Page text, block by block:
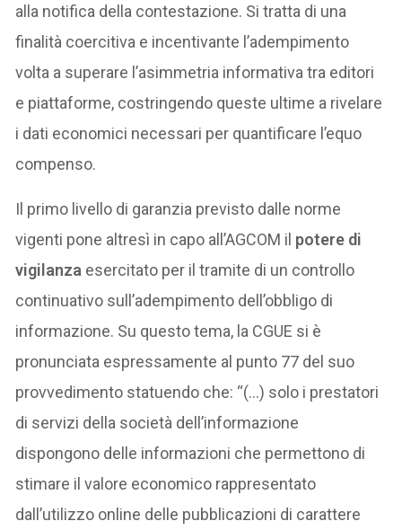
alla notifica della contestazione. Si tratta di una
finalità coercitiva e incentivante l’adempimento
volta a superare l’asimmetria informativa tra editori
e piattaforme, costringendo queste ultime a rivelare
i dati economici necessari per quantificare l’equo
compenso.
Il primo livello di garanzia previsto dalle norme
vigenti pone altresì in capo all’AGCOM il potere di
vigilanza esercitato per il tramite di un controllo
continuativo sull’adempimento dell’obbligo di
informazione. Su questo tema, la CGUE si è
pronunciata espressamente al punto 77 del suo
provvedimento statuendo che: “(…) solo i prestatori
di servizi della società dell’informazione
dispongono delle informazioni che permettono di
stimare il valore economico rappresentato
dall’utilizzo online delle pubblicazioni di carattere